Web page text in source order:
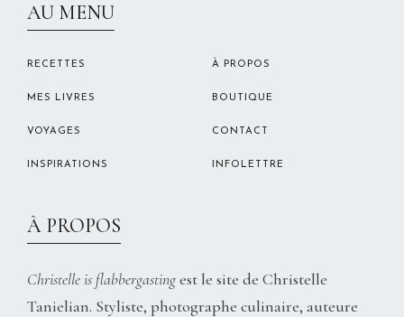
AU MENU
RECETTES
MES LIVRES
VOYAGES
INSPIRATIONS
À PROPOS
BOUTIQUE
CONTACT
INFOLETTRE
À PROPOS
Christelle is flabbergastingest le site de Christelle
Tanielian. Styliste, photographe culinaire, auteure